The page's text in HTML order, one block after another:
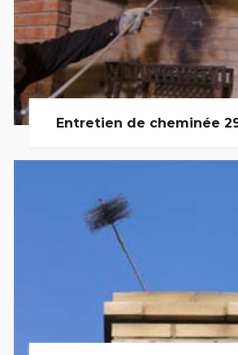
Entretien de cheminée